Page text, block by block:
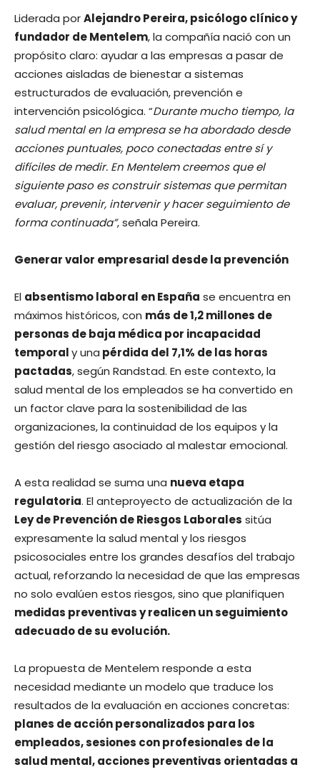
Liderada porAlejandro Pereira, psicólogo clínico y
fundador de Mentelem, la compañía nació con un
propósito claro: ayudar a las empresas a pasar de
acciones aisladas de bienestar a sistemas
estructurados de evaluación, prevención e
intervención psicológica. “Durante mucho tiempo, la
salud mental en la empresa se ha abordado desde
acciones puntuales, poco conectadas entre sí y
difíciles de medir. En Mentelem creemos que el
siguiente paso es construir sistemas que permitan
evaluar, prevenir, intervenir y hacer seguimiento de
forma continuada”, señala Pereira.
Generar valor empresarial desde la prevención
El absentismo laboral en España se encuentra en
máximos históricos, con más de 1,2 millones de
personas de baja médica por incapacidad
temporaly una pérdida del 7,1% de las horas
pactadas, según Randstad. En este contexto, la
salud mental de los empleados se ha convertido en
un factor clave para la sostenibilidad de las
organizaciones, la continuidad de los equipos y la
gestión del riesgo asociado al malestar emocional.
A esta realidad se suma una nueva etapa
regulatoria. El anteproyecto de actualización de la
Ley de Prevención de Riesgos Laborales sitúa
expresamente la salud mental y los riesgos
psicosociales entre los grandes desafíos del trabajo
actual, reforzando la necesidad de que las empresas
no solo evalúen estos riesgos, sino que planifiquen
medidas preventivas y realicen un seguimiento
adecuado de su evolución.
La propuesta de Mentelem responde a esta
necesidad mediante un modelo que traduce los
resultados de la evaluación en acciones concretas:
planes de acción personalizados para los
empleados, sesiones con profesionales de la
salud mental, acciones preventivas orientadas a